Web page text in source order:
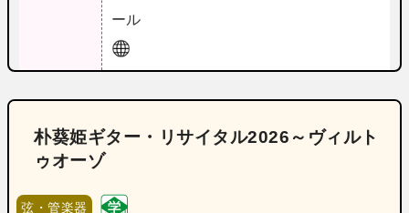
ール
朴葵姫ギター・リサイタル2026～ヴィルト
ゥオーゾ
弦・管楽器